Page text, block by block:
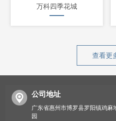
万科四季花城
查看更
公司地址
广东省惠州市博罗县罗阳镇鸡
园